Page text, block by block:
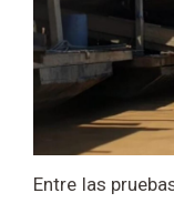
Entre las